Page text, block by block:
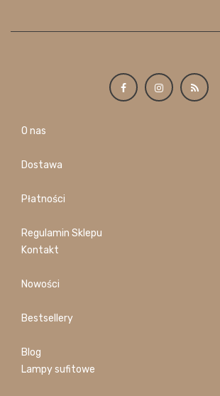
O nas
Dostawa
Płatności
Regulamin Sklepu
Kontakt
Nowości
Bestsellery
Blog
Lampy sufitowe